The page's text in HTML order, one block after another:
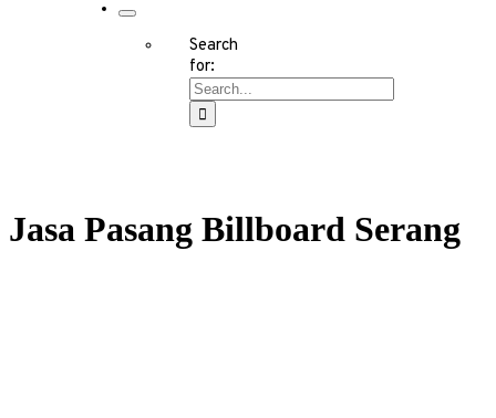
Search
for:
Jasa Pasang Billboard Serang